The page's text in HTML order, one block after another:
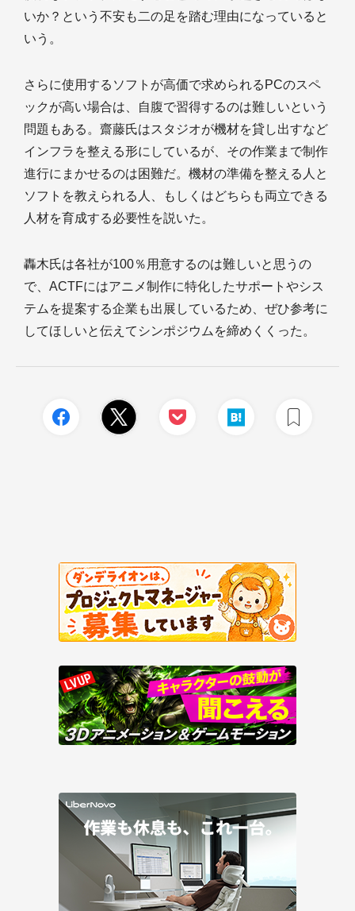
いか？という不安も二の足を踏む理由になっていると
いう。
さらに使用するソフトが高価で求められるPCのスペ
ックが高い場合は、自腹で習得するのは難しいという
問題もある。齋藤氏はスタジオが機材を貸し出すなど
インフラを整える形にしているが、その作業まで制作
進行にまかせるのは困難だ。機材の準備を整える人と
ソフトを教えられる人、もしくはどちらも両立できる
人材を育成する必要性を説いた。
轟木氏は各社が100％用意するのは難しいと思うの
で、ACTFにはアニメ制作に特化したサポートやシス
テムを提案する企業も出展しているため、ぜひ参考に
してほしいと伝えてシンポジウムを締めくくった。